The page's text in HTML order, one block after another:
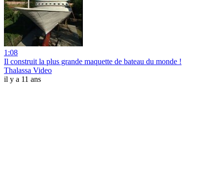
1:08
Il construit la plus grande maquette de bateau du monde !
Thalassa Video
il y a 11 ans